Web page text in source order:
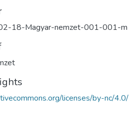
18-Magyar-nemzet-001-001-m
licenses/by-nc/4.0/